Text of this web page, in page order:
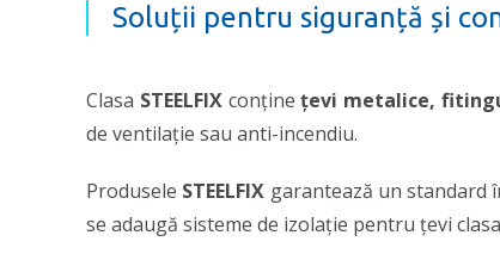
Soluții pentru siguranță și
Clasa STEELFIXconținețevi metalice,
de ventilație sau anti-incendiu.
Produsele STEELFIX garantează un standard
se adaugă sisteme de izolație pentru țevi clasa